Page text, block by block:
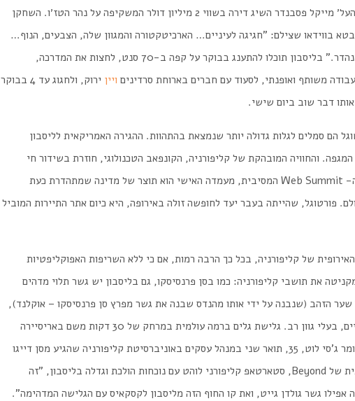
העל׳ מייקל פסבנדר השיג דירה בשווי מיליון דולר המשקיפה על נהר הטז׳ו. השחקן
בווידאו שצילם: "חגיגה לעיניים… הארכיטקטורה והמגוון שלה, הצבעים, הנוף…
נהדר." בליסבון תוכלו להתענג בבוקר על קפה ב-70 סנט, לחצות את המדרכה,
עבודה משותף ואופנתי, לסעוד עם חברים בארוחת סרדינים ויין ירוק, ולחגוג עד
בבוקר
אותו דבר שוב ביום שישי.
הם סמלים לגלות גדולה יותר שנמצאת בהתהוות. ההגירה האמריקאית לליסבון
המגפה. והחוויה המובהקת של קליפורניה, הקונפאב הטכנולוגי, חוזרת בשידור חי
Web Summit המסיבית, מעמדה האישי הוא תוצר של מדינה שמתהדרת כעת
. פורטוגל, שהייתה בעבר יעד לחופשה זולה באירופה, היא כיום אתר התיירות המוביל
האירופית של קליפורניה, בכל כך הרבה רמות, אם כי ללא השריפות האפוקליפטיות
את תושבי קליפורניה: כמו בסן פרנסיסקו, גם בליסבון יש גשר תלוי מדהים
שער הזהב (שנבנה על ידי אותו מהנדס שבנה את גשר מפרץ סן פרנסיסקו – אוקלנד),
, בעלי גוון רב. גלישת גלים ברמה עולמית במרחק של דקות משם באריסיירה
ג'סי לוט, 35, תואר שני במנהל עסקים באוניברסיטת קליפורניה שהגיע מסן דייגו
של סטארטאפ קליפורני לוהט עם נוכחות הולכת וגדלה בליסבון, "זה
אפילו גשר גולדן גייט, ואת קו החוף הזה מליסבון לקסקאיס עם הגלישה המדהימה".